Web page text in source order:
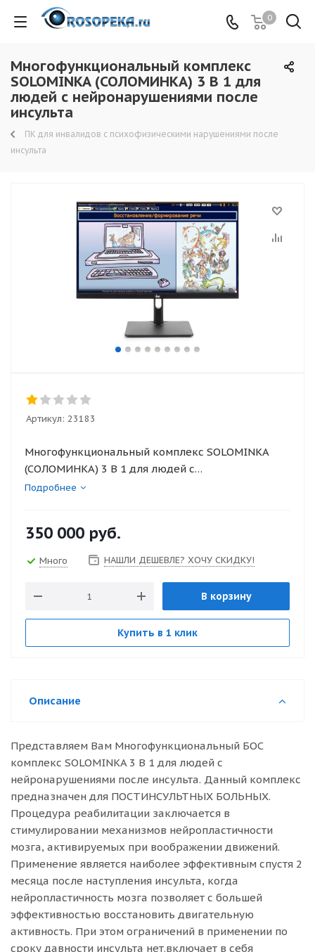
0
Многофункциональный комплекс
SOLOMINKA (СОЛОМИНКА) 3 В 1 для
людей с нейронарушениями после
инсульта
ПК для инвалидов с психофизическими нарушениями после
инсульта
Артикул: 23183
Многофункциональный комплекс SOLOMINKA
(СОЛОМИНКА) 3 В 1 для людей с
нейронарушениями после инсульта
Подробнее
350 000 руб.
Много НАШЛИ ДЕШЕВЛЕ? ХОЧУ СКИДКУ!
В корзину
Купить в 1 клик
Описание
Представляем Вам Многофункциональный БОС
комплекс SOLOMINKA 3 В 1 для людей с
нейронарушениями после инсульта. Данный комплекс
предназначен для ПОСТИНСУЛЬТНЫХ БОЛЬНЫХ.
Процедура реабилитации заключается в
стимулировании механизмов нейропластичности
мозга, активируемых при воображении движений.
Применение является наиболее эффективным спустя 2
месяца после наступления инсульта, когда
нейропластичность мозга позволяет с большей
эффективностью восстановить двигательную
активность. При этом ограничений в применении по
сроку давности инсульта нет.включает в себя